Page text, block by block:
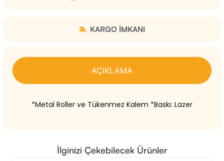
KARGO IMKANI
AÇIKLAMA
*Metal Roller ve Tükenmez Kalem *Baskı: Lazer
İlginizi Çekebilecek Ürünler